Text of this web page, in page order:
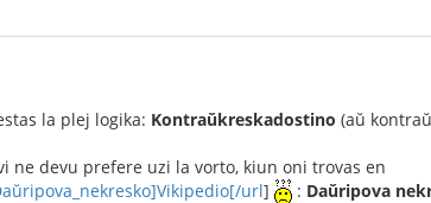
la plej logika: Kontraŭkreskadostino (aŭ
ne devu prefere uzi la vorto, kiun oni trovas en
url] : Daŭripova